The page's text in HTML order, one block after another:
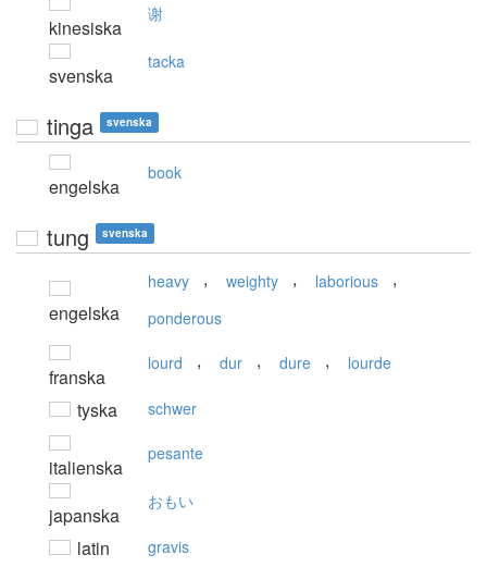
kinesiska
谢
svenska
tacka
tinga svenska
engelska
book
tung svenska
engelska
heavy , weighty , laborious ,
ponderous
franska
lourd , dur , dure , lourde
tyska schwer
italienska
pesante
japanska
おもい
latin gravis